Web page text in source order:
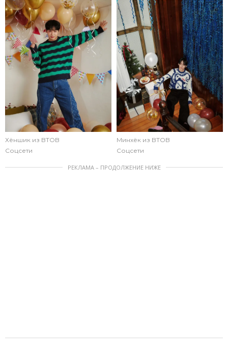
Хёншик из BTOB
Соцсети
Минхёк из BTOB
Соцсети
РЕКЛАМА – ПРОДОЛЖЕНИЕ НИЖЕ